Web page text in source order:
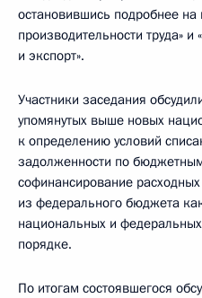
остановившись подробнее
производительности труда»
и экспорт».
Участники заседания
упомянутых выше новых
к определению условий
задолженности по
софинансирование
из федерального бюджета
национальных и
порядке.
По итогам состоявшегося